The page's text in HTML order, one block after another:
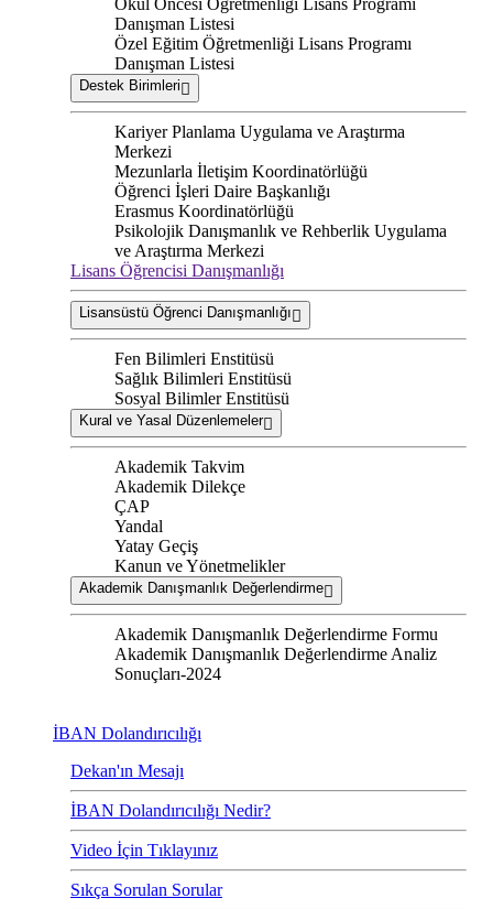
Okul Öncesi Öğretmenliği Lisans Programı
Danışman Listesi
Özel Eğitim Öğretmenliği Lisans Programı
Danışman Listesi
Destek Birimleri
Kariyer Planlama Uygulama ve Araştırma
Merkezi
Mezunlarla İletişim Koordinatörlüğü
Öğrenci İşleri Daire Başkanlığı
Erasmus Koordinatörlüğü
Psikolojik Danışmanlık ve Rehberlik Uygulama
ve Araştırma Merkezi
Lisans Öğrencisi Danışmanlığı
Lisansüstü Öğrenci Danışmanlığı
Fen Bilimleri Enstitüsü
Sağlık Bilimleri Enstitüsü
Sosyal Bilimler Enstitüsü
Kural ve Yasal Düzenlemeler
Akademik Takvim
Akademik Dilekçe
ÇAP
Yandal
Yatay Geçiş
Kanun ve Yönetmelikler
Akademik Danışmanlık Değerlendirme
Akademik Danışmanlık Değerlendirme Formu
Akademik Danışmanlık Değerlendirme Analiz
Sonuçları-2024
İBAN Dolandırıcılığı
Dekan'ın Mesajı
İBAN Dolandırıcılığı Nedir?
Video İçin Tıklayınız
Sıkça Sorulan Sorular